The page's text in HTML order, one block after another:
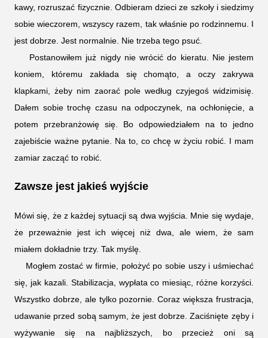
kawy, rozruszać fizycznie. Odbieram dzieci ze szkoły i siedzimy
sobie wieczorem, wszyscy razem, tak właśnie po rodzinnemu. I
jest dobrze. Jest normalnie. Nie trzeba tego psuć.
Postanowiłem już nigdy nie wrócić do kieratu. Nie jestem
koniem, któremu zakłada się chomąto, a oczy zakrywa
klapkami, żeby nim zaorać pole według czyjegoś widzimisię.
Dałem sobie trochę czasu na odpoczynek, na ochłonięcie, a
potem przebranżowię się. Bo odpowiedziałem na to jedno
zajebiście ważne pytanie. Na to, co chcę w życiu robić. I mam
zamiar zacząć to robić.
Zawsze jest jakieś wyjście
Mówi się, że z każdej sytuacji są dwa wyjścia. Mnie się wydaje,
że przeważnie jest ich więcej niż dwa, ale wiem, że sam
miałem dokładnie trzy. Tak myślę.
Mogłem zostać w firmie, położyć po sobie uszy i uśmiechać
się, jak kazali. Stabilizacja, wypłata co miesiąc, różne korzyści.
Wszystko dobrze, ale tylko pozornie. Coraz większa frustracja,
udawanie przed sobą samym, że jest dobrze. Zaciśnięte zęby i
wyżywanie się na najbliższych, bo przecież oni są